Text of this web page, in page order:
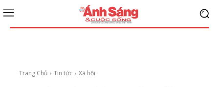
Trang Chủ Tin tức Xã hội